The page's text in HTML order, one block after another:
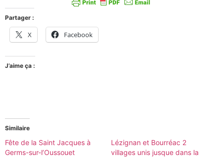
Partager :
X Facebook
J’aime ça :
Similaire
Fête de la Saint Jacques à
Germs-sur-l’Oussouet
Lézignan et Bourréac 2
villages unis jusque dans la